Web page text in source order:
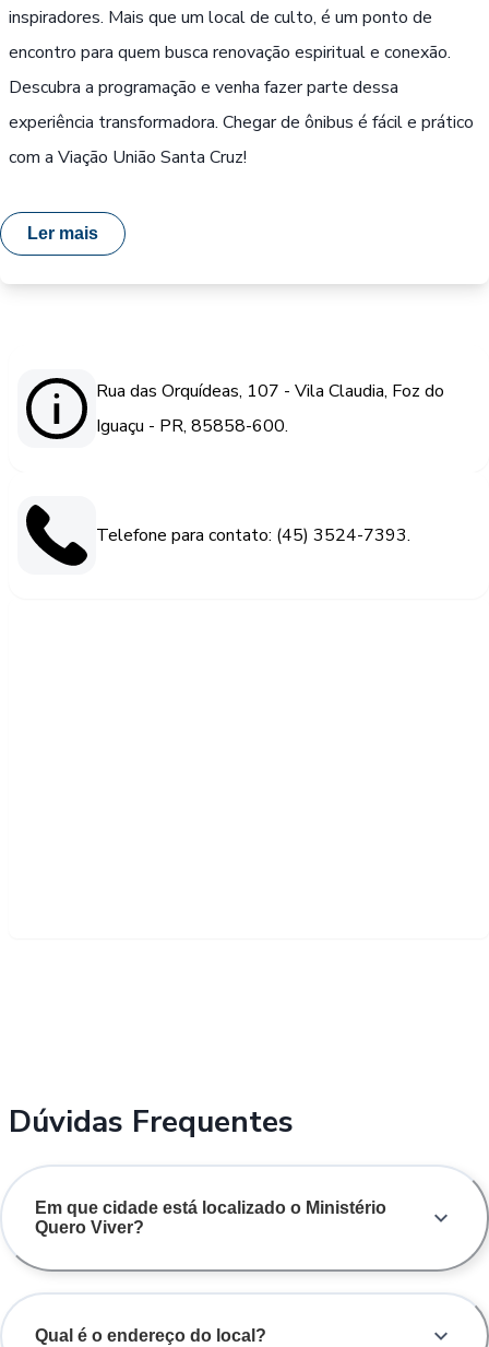
inspiradores. Mais que um local de culto, é um ponto de
encontro para quem busca renovação espiritual e conexão.
Descubra a programação e venha fazer parte dessa
experiência transformadora. Chegar de ônibus é fácil e prático
com a Viação União Santa Cruz!
Ler mais
Rua das Orquídeas, 107 - Vila Claudia, Foz do
Iguaçu - PR, 85858-600.
Telefone para contato: (45) 3524-7393.
Dúvidas Frequentes
Em que cidade está localizado o Ministério
Quero Viver?
Qual é o endereço do local?